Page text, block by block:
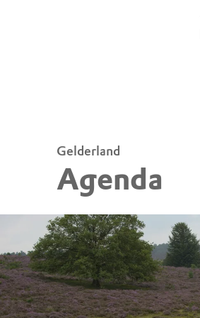
Gelderland
Agenda